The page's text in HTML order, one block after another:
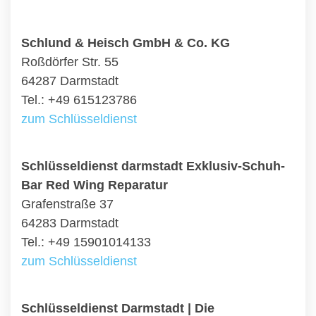
Schlund & Heisch GmbH & Co. KG
Roßdörfer Str. 55
64287 Darmstadt
Tel.: +49 615123786
zum Schlüsseldienst
Schlüsseldienst darmstadt Exklusiv-Schuh-
Bar Red Wing Reparatur
Grafenstraße 37
64283 Darmstadt
Tel.: +49 15901014133
zum Schlüsseldienst
Schlüsseldienst Darmstadt | Die